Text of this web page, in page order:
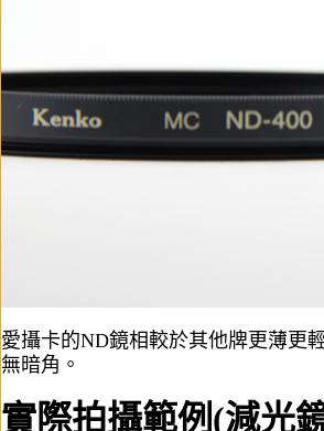
愛攝卡的ND鏡相較於其他牌更薄更
無暗角。
實際拍攝範例(減光